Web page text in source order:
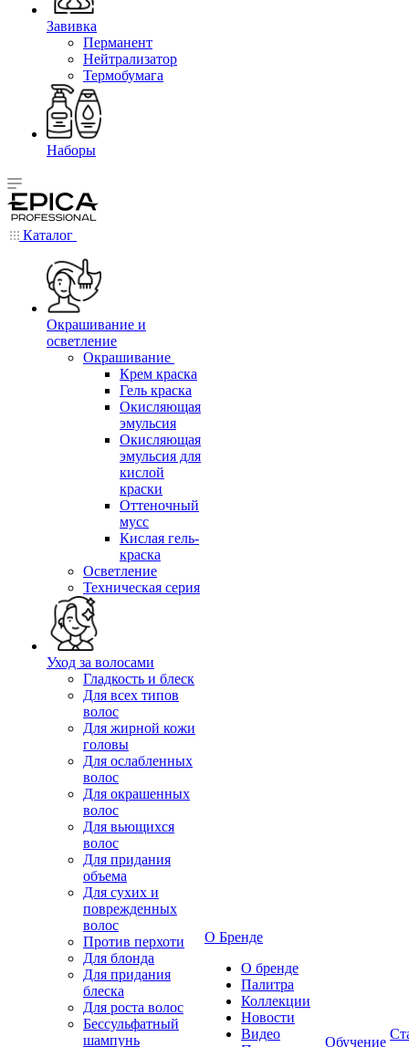
Завивка
Перманент
Нейтрализатор
Термобумага
Наборы
Каталог
Окрашивание и
осветление
Окрашивание
Крем краска
Гель краска
Окисляющая
эмульсия
Окисляющая
эмульсия для
кислой
краски
Оттеночный
мусс
Кислая гель-
краска
Осветление
Техническая серия
Уход за волосами
Гладкость и блеск
Для всех типов
волос
Для жирной кожи
головы
Для ослабленных
волос
Для окрашенных
волос
Для вьющихся
волос
Для придания
объема
Для сухих и
поврежденных
волос
Против перхоти
Для блонда
Для придания
блеска
Для роста волос
Бессульфатный
шампунь
О Бренде
О бренде
Палитра
Коллекции
Новости
Видео
Обучение